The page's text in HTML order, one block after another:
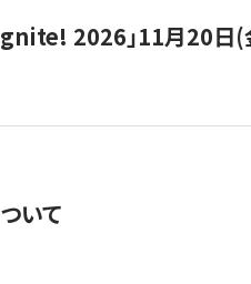
2026」11月20日(
いて